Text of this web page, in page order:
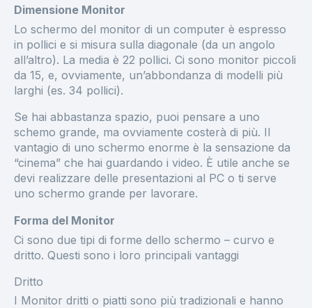
Dimensione Monitor
Lo schermo del monitor di un computer è espresso
in pollici e si misura sulla diagonale (da un angolo
all’altro). La media è 22 pollici. Ci sono monitor piccoli
da 15, e, ovviamente, un’abbondanza di modelli più
larghi (es. 34 pollici).
Se hai abbastanza spazio, puoi pensare a uno
schemo grande, ma ovviamente costerà di più. Il
vantagio di uno schermo enorme è la sensazione da
“cinema” che hai guardando i video. È utile anche se
devi realizzare delle presentazioni al PC o ti serve
uno schermo grande per lavorare.
Forma del Monitor
Ci sono due tipi di forme dello schermo – curvo e
dritto. Questi sono i loro principali vantaggi
Dritto
I Monitor dritti o piatti sono più tradizionali e hanno